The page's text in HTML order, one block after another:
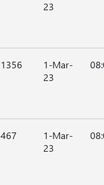
23
1356
1-Mar-
23
467
1-Mar-
23